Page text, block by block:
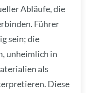
Abläufe, die
Führer
sein; die
unheimlich in
als
Diese